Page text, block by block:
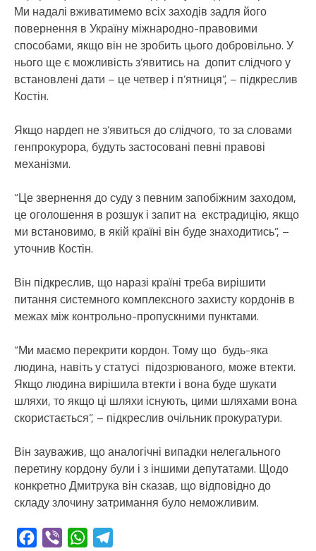
Ми надалі вживатимемо всіх заходів задля його
повернення в Україну міжнародно-правовими
способами, якщо він не зробить цього добровільно. У
нього ще є можливість з’явитись на допит слідчого у
встановлені дати – це четвер і п’ятниця”, – підкреслив
Костін.
Якщо нардеп не з’явиться до слідчого, то за словами
генпрокурора, будуть застосовані певні правові
механізми.
“Це звернення до суду з певним запобіжним заходом,
це оголошення в розшук і запит на екстрадицію, якщо
ми встановимо, в якій країні він буде знаходитись”, –
уточнив Костін.
Він підкреслив, що наразі країні треба вирішити
питання системного комплексного захисту кордонів в
межах між контрольно-пропускними пунктами.
“Ми маємо перекрити кордон. Тому що будь-яка
людина, навіть у статусі підозрюваного, може втекти.
Якщо людина вирішила втекти і вона буде шукати
шляхи, то якщо ці шляхи існують, цими шляхами вона
скористається”, – підкреслив очільник прокуратури.
Він зауважив, що аналогічні випадки нелегального
перетину кордону були і з іншими депутатами. Щодо
конкретно Дмитрука він сказав, що відповідно до
складу злочину затримання було неможливим.
Facebook
Viber WhatsApp